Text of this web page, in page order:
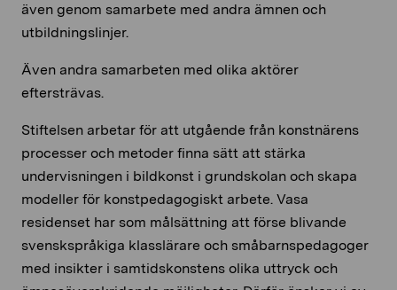
även genom samarbete med andra ämnen och
utbildningslinjer.
Även andra samarbeten med olika aktörer
eftersträvas.
Stiftelsen arbetar för att utgående från konstnärens
processer och metoder finna sätt att stärka
undervisningen i bildkonst i grundskolan och skapa
modeller för konstpedagogiskt arbete. Vasa
residenset har som målsättning att förse blivande
svenskspråkiga klasslärare och småbarnspedagoger
med insikter i samtidskonstens olika uttryck och